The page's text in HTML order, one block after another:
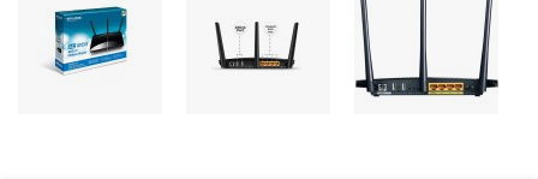
PC components